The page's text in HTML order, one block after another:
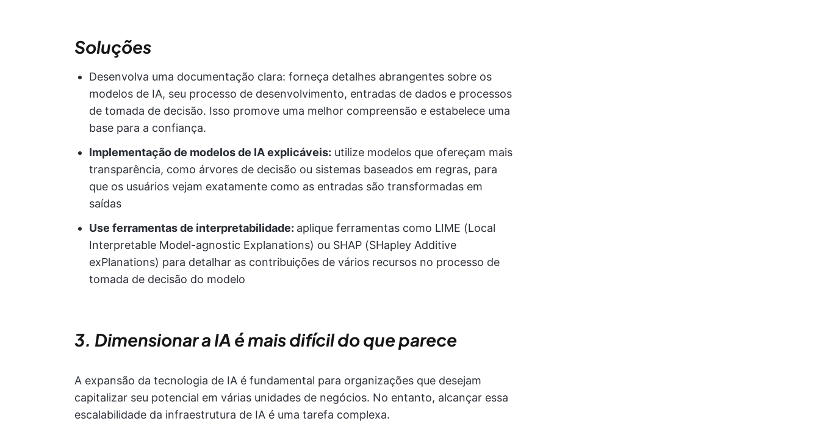
Soluções
Desenvolva uma documentação clara: forneça detalhes abrangentes sobre os
modelos de IA, seu processo de desenvolvimento, entradas de dados e processos
de tomada de decisão. Isso promove uma melhor compreensão e estabelece uma
base para a confiança.
Implementação de modelos de IA explicáveis: utilize modelos que ofereçam mais
transparência, como árvores de decisão ou sistemas baseados em regras, para
que os usuários vejam exatamente como as entradas são transformadas em
saídas
Use ferramentas de interpretabilidade: aplique ferramentas como LIME (Local
Interpretable Model-agnostic Explanations) ou SHAP (SHapley Additive
exPlanations) para detalhar as contribuições de vários recursos no processo de
tomada de decisão do modelo
3. Dimensionar a IA é mais difícil do que parece
A expansão da tecnologia de IA é fundamental para organizações que desejam
capitalizar seu potencial em várias unidades de negócios. No entanto, alcançar essa
escalabilidade da infraestrutura de IA é uma tarefa complexa.